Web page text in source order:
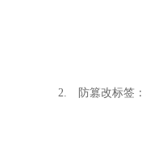
2. 防篡改标签：